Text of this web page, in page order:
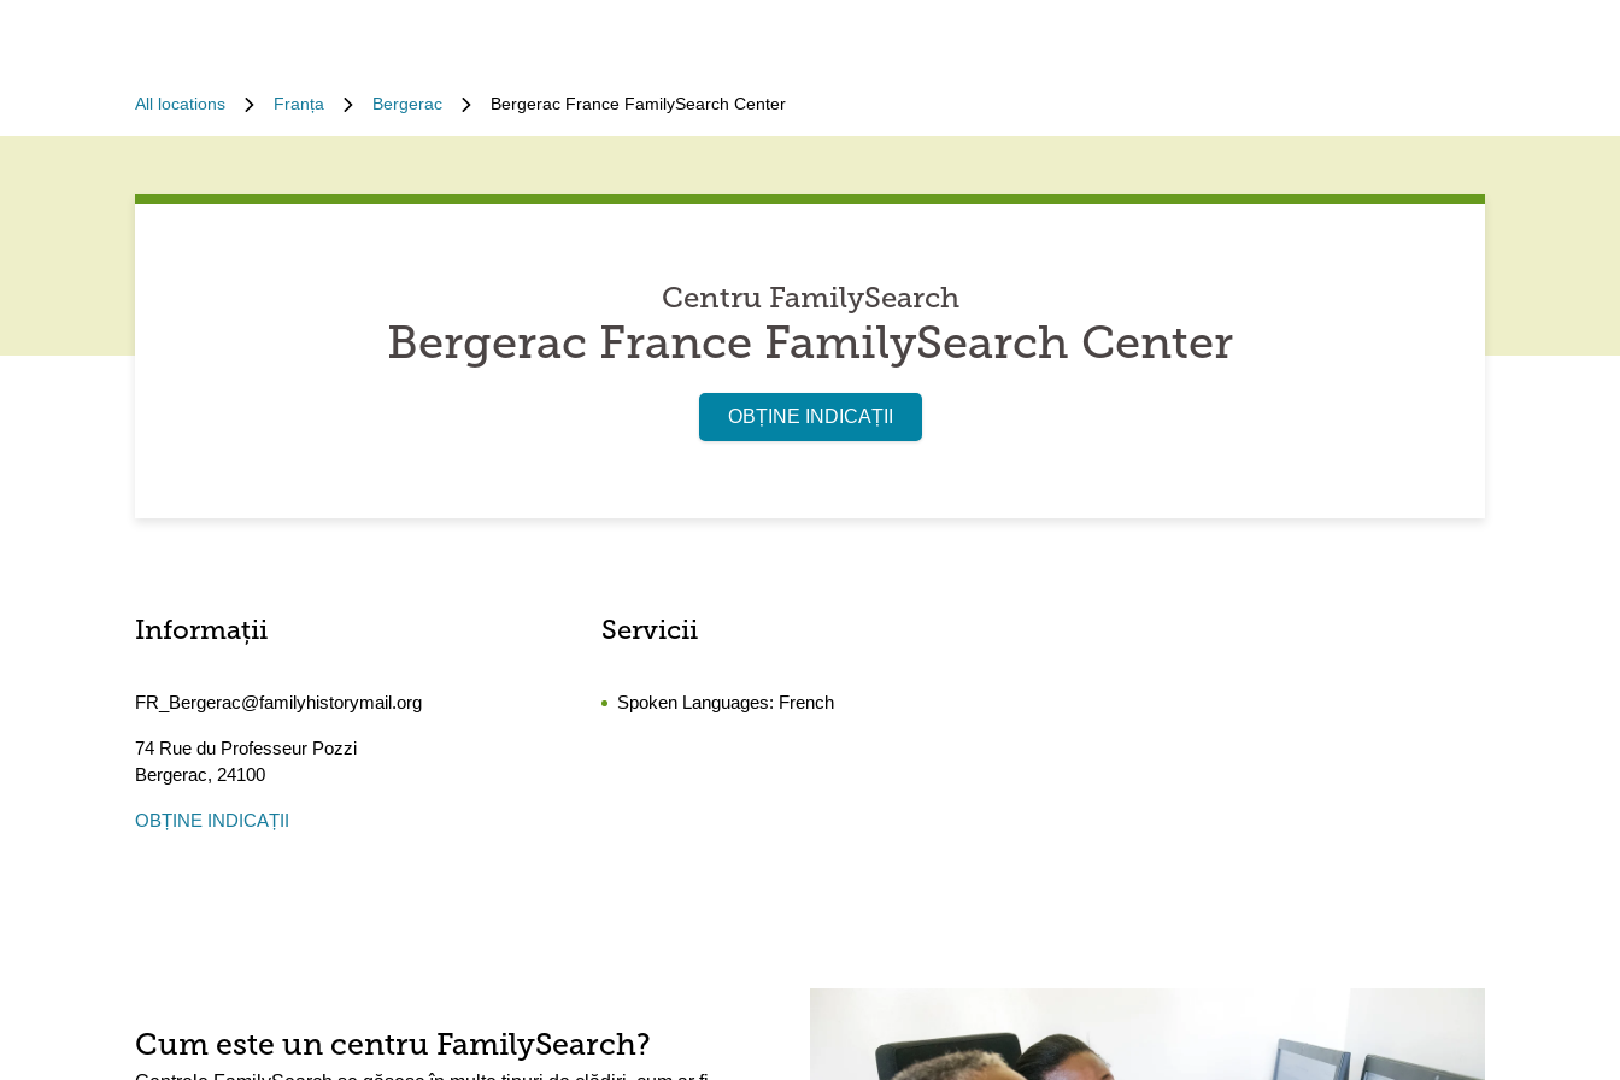
All locations Franța Bergerac Bergerac France FamilySearch Center
Centru FamilySearch
Bergerac France FamilySearch Center
OBȚINE INDICAȚII
Informații
FR_Bergerac@familyhistorymail.org
74 Rue du Professeur Pozzi
Bergerac, 24100
OBȚINE INDICAȚII
Servicii
Spoken Languages: French
Cum este un centru FamilySearch?